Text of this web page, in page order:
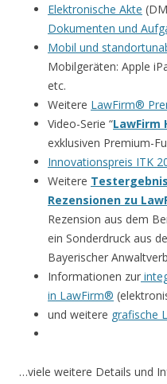
Elektronische Akte
Dokumenten und
Mobil und
Mobilgeräten: Apple
etc.
Weitere LawFirm®
Video-Serie “LawFirm
exklusiven Premium-
Innovationspreis ITK
Weitere
Rezensionen zu
Rezension aus dem
ein Sonderdruck aus
Bayerischer
Informationen zur
in LawFirm®
und weitere grafische
…viele weitere Details und